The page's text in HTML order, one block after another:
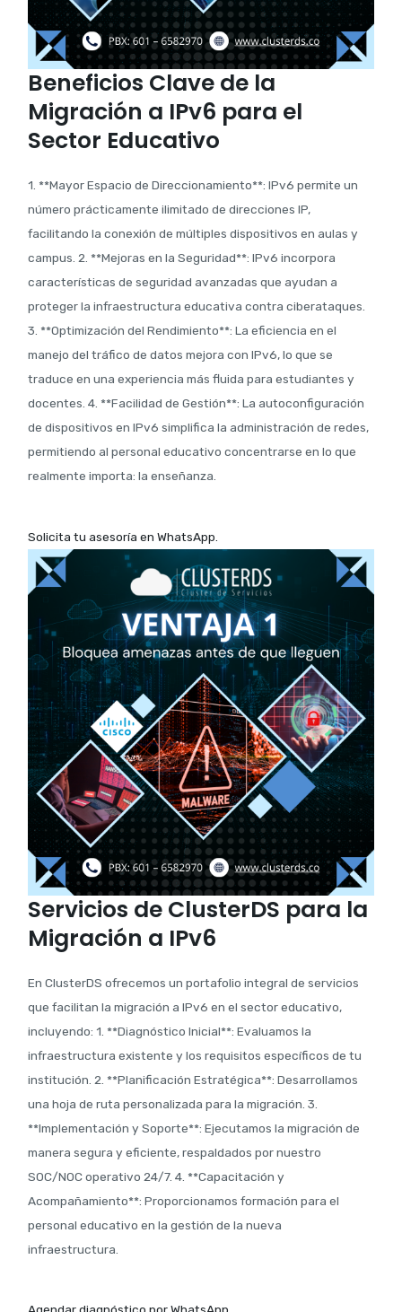
Beneficios Clave de la
Migración a IPv6 para el
Sector Educativo
1. **Mayor Espacio de Direccionamiento**: IPv6 permite un
número prácticamente ilimitado de direcciones IP,
facilitando la conexión de múltiples dispositivos en aulas y
campus. 2. **Mejoras en la Seguridad**: IPv6 incorpora
características de seguridad avanzadas que ayudan a
proteger la infraestructura educativa contra ciberataques.
3. **Optimización del Rendimiento**: La eficiencia en el
manejo del tráfico de datos mejora con IPv6, lo que se
traduce en una experiencia más fluida para estudiantes y
docentes. 4. **Facilidad de Gestión**: La autoconfiguración
de dispositivos en IPv6 simplifica la administración de redes,
permitiendo al personal educativo concentrarse en lo que
realmente importa: la enseñanza.
Solicita tu asesoría en WhatsApp.
Servicios de ClusterDS para la
Migración a IPv6
En ClusterDS ofrecemos un portafolio integral de servicios
que facilitan la migración a IPv6 en el sector educativo,
incluyendo: 1. **Diagnóstico Inicial**: Evaluamos la
infraestructura existente y los requisitos específicos de tu
institución. 2. **Planificación Estratégica**: Desarrollamos
una hoja de ruta personalizada para la migración. 3.
**Implementación y Soporte**: Ejecutamos la migración de
manera segura y eficiente, respaldados por nuestro
SOC/NOC operativo 24/7. 4. **Capacitación y
Acompañamiento**: Proporcionamos formación para el
personal educativo en la gestión de la nueva
infraestructura.